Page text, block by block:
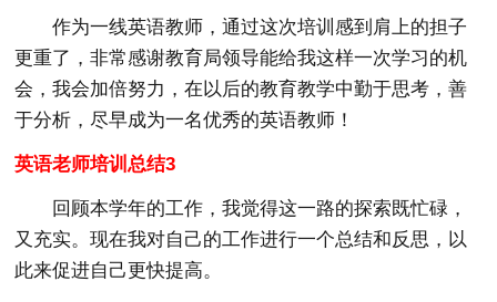
作为一线英语教师，通过这次培训感到肩上的担子
更重了，非常感谢教育局领导能给我这样一次学习的机
会，我会加倍努力，在以后的教育教学中勤于思考，善
于分析，尽早成为一名优秀的英语教师！
英语老师培训总结3
回顾本学年的工作，我觉得这一路的探索既忙碌，
又充实。现在我对自己的工作进行一个总结和反思，以
此来促进自己更快提高。